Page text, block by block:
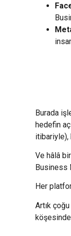
Burada
hedefin
itibariyle),
Ve hâlâ
Business
Her
Artık